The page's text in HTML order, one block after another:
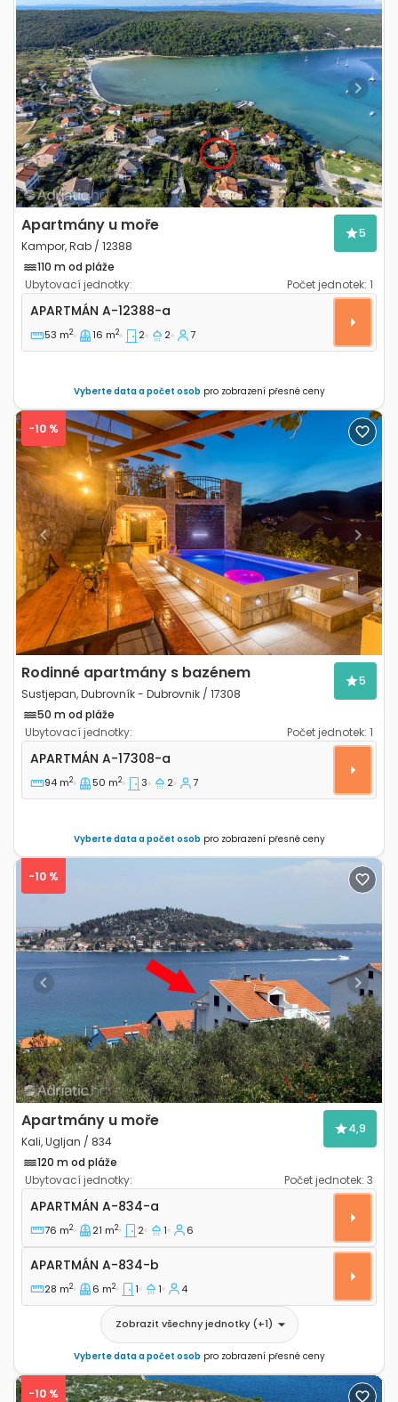
Previous Next
Apartmány u moře
Kampor, Rab / 12388
5
110 m od pláže
Ubytovací jednotky:
Počet jednotek: 1
Dvoupokojový apartmán Kampor, Rab A-12388-a
APARTMÁN A-12388-a
53 m2 16 m2 2 2 7
Vyberte data a počet osob pro zobrazení přesné ceny
Previous Next
-10 %
Rodinné apartmány s bazénem
Sustjepan, Dubrovník - Dubrovnik / 17308
5
50 m od pláže
Ubytovací jednotky:
Počet jednotek: 1
Třípokojový apartmán Sustjepan, Dubrovník -
APARTMÁN A-17308-a
94 m2 50 m2 3 2 7
Vyberte data a počet osob pro zobrazení přesné ceny
Previous Next
-10 %
Apartmány u moře
Kali, Ugljan / 834
4,9
120 m od pláže
Ubytovací jednotky:
Počet jednotek: 3
Dvoupokojový apartmán Kali, Ugljan A-834-a
APARTMÁN A-834-a
76 m2 21 m2 2 1 6
Apartmán A-834-b
APARTMÁN A-834-b
28 m2 6 m2 1 1 4
Zobrazit všechny jednotky(+1)
Vyberte data a počet osob pro zobrazení přesné ceny
-10 %